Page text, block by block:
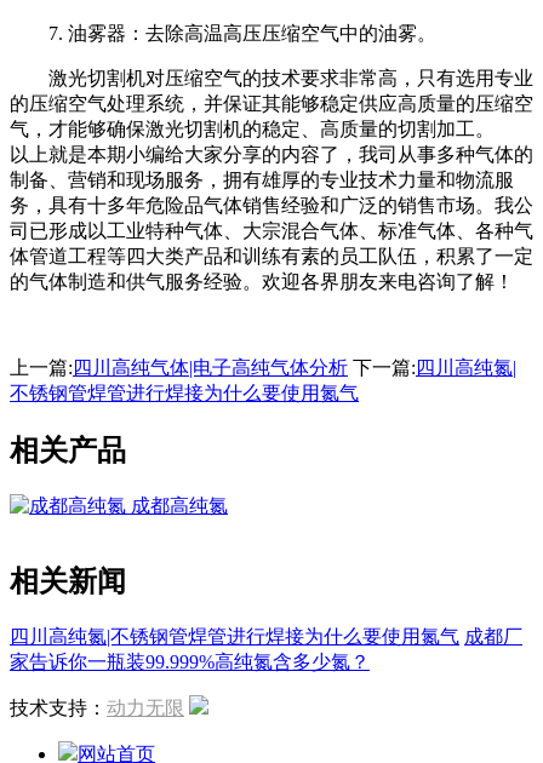
7. 油雾器：去除高温高压压缩空气中的油雾。
激光切割机对压缩空气的技术要求非常高，只有选用专业
的压缩空气处理系统，并保证其能够稳定供应高质量的压缩空
气，才能够确保激光切割机的稳定、高质量的切割加工。
以上就是本期小编给大家分享的内容了，我司从事多种气体的
制备、营销和现场服务， 拥有雄厚的专业技术力量和物流服
务，具有十多年危险品气体销售经验和广泛的销售市场。我公
司已形成以工业特种气体、大宗混合气体、标准气体、各种气
体管道工程等四大类产品和训练有素的员工队伍，积累了一定
的气体制造和供气服务经验。欢迎各界朋友来电咨询了解！
上一篇: 四川高纯气体|电子高纯气体分析 下一篇: 四川高纯氮|
不锈钢管焊管进行焊接为什么要使用氮气
相关产品
成都高纯氮
相关新闻
四川高纯氮|不锈钢管焊管进行焊接为什么要使用氮气 成都厂
家告诉你一瓶装99.999%高纯氮含多少氮？
技术支持： 动力无限
网站首页